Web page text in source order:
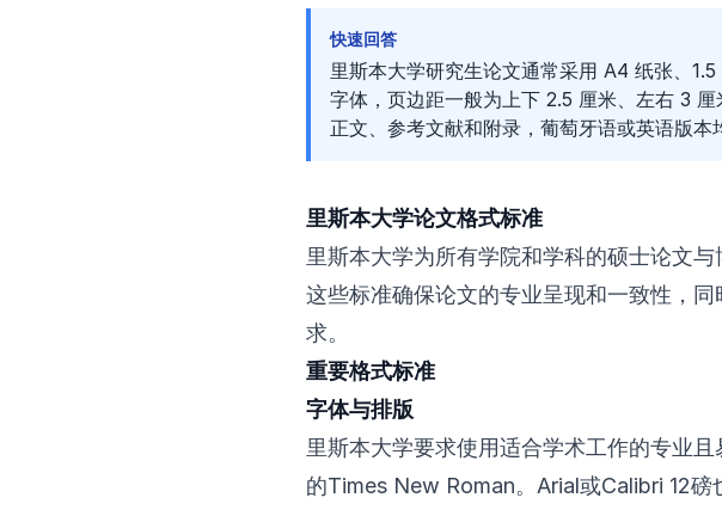
快速回答
里斯本大学研究生论文通常采用 A4 纸张、
字体，页边距一般为上下 2.5 厘米、左右 3 厘
正文、参考文献和附录，葡萄牙语或英语版本
里斯本大学论文格式标准
里斯本大学为所有学院和学科的硕士论文与
这些标准确保论文的专业呈现和一致性，
求。
重要格式标准
字体与排版
里斯本大学要求使用适合学术工作的专业
的Times New Roman。Arial或Calibri 12